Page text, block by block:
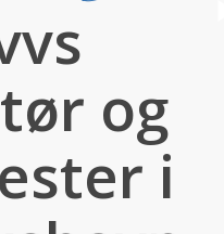
og
i